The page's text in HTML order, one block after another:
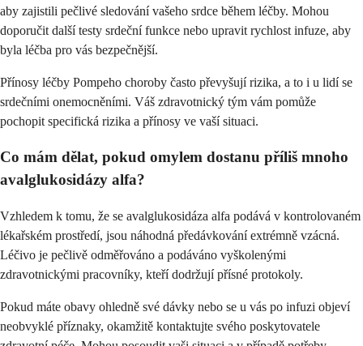
aby zajistili pečlivé sledování vašeho srdce během léčby. Mohou
doporučit další testy srdeční funkce nebo upravit rychlost infuze, aby
byla léčba pro vás bezpečnější.
Přínosy léčby Pompeho choroby často převyšují rizika, a to i u lidí se
srdečními onemocněními. Váš zdravotnický tým vám pomůže
pochopit specifická rizika a přínosy ve vaší situaci.
Co mám dělat, pokud omylem dostanu příliš mnoho
avalglukosidázy alfa?
Vzhledem k tomu, že se avalglukosidáza alfa podává v kontrolovaném
lékařském prostředí, jsou náhodná předávkování extrémně vzácná.
Léčivo je pečlivě odměřováno a podáváno vyškolenými
zdravotnickými pracovníky, kteří dodržují přísné protokoly.
Pokud máte obavy ohledně své dávky nebo se u vás po infuzi objeví
neobvyklé příznaky, okamžitě kontaktujte svého poskytovatele